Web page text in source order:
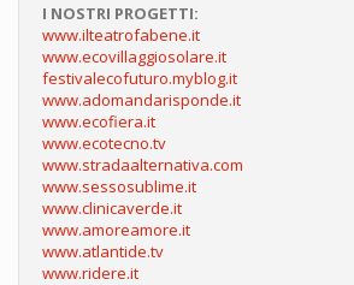
I NOSTRI PROGETTI:
www.ilteatrofabene.it
www.ecovillaggiosolare.it
festivalecofuturo.myblog.it
www.adomandarisponde.it
www.ecofiera.it
www.ecotecno.tv
www.stradaalternativa.com
www.sessosublime.it
www.clinicaverde.it
www.amoreamore.it
www.atlantide.tv
www.ridere.it